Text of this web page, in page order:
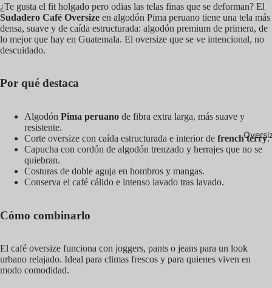
¿Te gusta el fit holgado pero odias las telas finas que se deforman? El
Sudadero Café Oversize en algodón Pima peruano tiene una tela más
densa, suave y de caída estructurada: algodón premium de primera, de
lo mejor que hay en Guatemala. El oversize que se ve intencional, no
descuidado.
Por qué destaca
Algodón Pima peruano de fibra extra larga, más suave y
resistente.
Corte oversize con caída estructurada e interior de french terry.
Capucha con cordón de algodón trenzado y herrajes que no se
quiebran.
Costuras de doble aguja en hombros y mangas.
Conserva el café cálido e intenso lavado tras lavado.
Cómo combinarlo
El café oversize funciona con joggers, pants o jeans para un look
urbano relajado. Ideal para climas frescos y para quienes viven en
modo comodidad.